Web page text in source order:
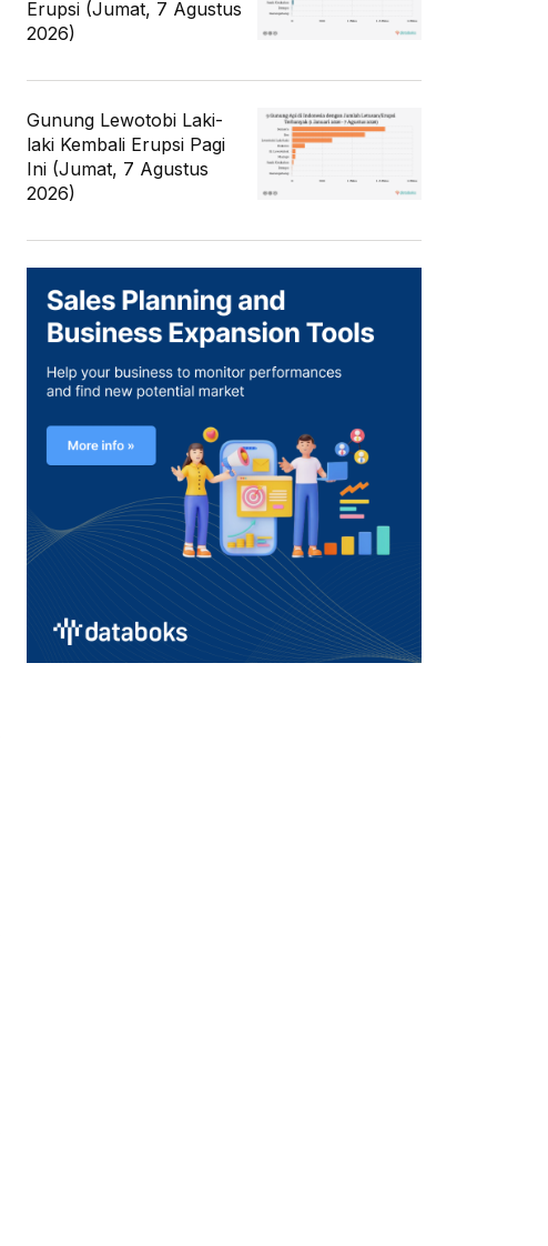
Erupsi (Jumat, 7 Agustus
2026)
Gunung Lewotobi Laki-
laki Kembali Erupsi Pagi
Ini (Jumat, 7 Agustus
2026)